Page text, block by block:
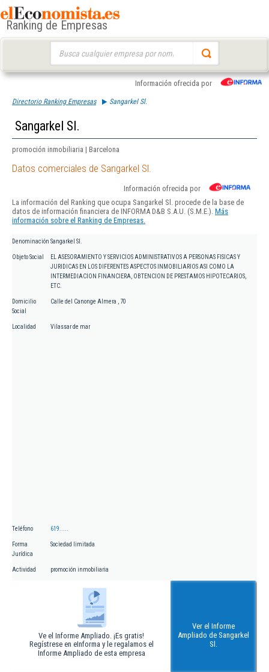
Ranking de Empresas
Información ofrecida por
Directorio Ranking Empresas Sangarkel Sl.
Sangarkel Sl.
promoción inmobiliaria | Barcelona
Datos comerciales de Sangarkel Sl.
Información ofrecida por
La información del Ranking que ocupa Sangarkel Sl. procede de la base de
datos de información financiera de INFORMA D&B S.A.U. (S.M.E.). Más
información sobre el Ranking de Empresas.
Denominación Sangarkel Sl.
Objeto Social
EL ASESORAMIENTO Y SERVICIOS ADMINISTRATIVOS A PERSONAS FISICAS Y
JURIDICAS EN LOS DIFERENTES ASPECTOS INMOBILIARIOS ASI COMO LA
INTERMEDIACION FINANCIERA, OBTENCION DE PRESTAMOS HIPOTECARIOS,
ETC.
Domicilio
Social
Calle del Canonge Almera , 70
Localidad Vilassar de mar
Teléfono 619.....
Forma
Jurídica
Sociedad limitada
Actividad promoción inmobiliaria
Ve el Informe Ampliado. ¡Es gratis!
Regístrese en eInforma y le regalamos el
Informe Ampliado de esta empresa
Ver el Informe
Ampliado de Sangarkel
Sl.